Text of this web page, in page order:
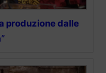
produzione dalle